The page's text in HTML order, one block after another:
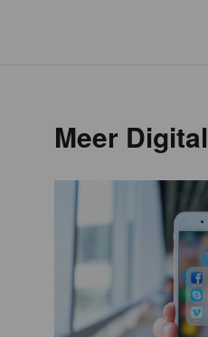
Meer Digital